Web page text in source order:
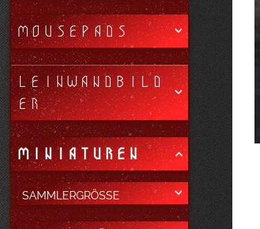
MOUSEPADS
LEINWANDBILD
ER
MINIATUREN
SAMMLERGRÖSSE